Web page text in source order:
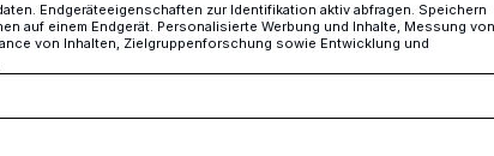
hat den Begriff der
Leben gefüllt.
Endgeräteeigenschaften zur Identifikation aktiv abfragen. Speichern
auf einem Endgerät. Personalisierte Werbung und Inhalte, Messung von
von Inhalten, Zielgruppenforschung sowie Entwicklung und